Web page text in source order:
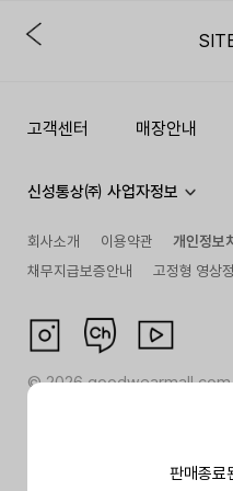
판매종료
고객센터 매장안내
신성통상㈜ 사업자정보
회사소개 이용약관
개인정보
채무지급보증안내
고정형 영상
©2026goodwearmall.com